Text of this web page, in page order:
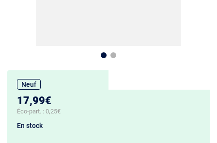
Neuf
17,99€
Éco-part. : 0,25€
En stock